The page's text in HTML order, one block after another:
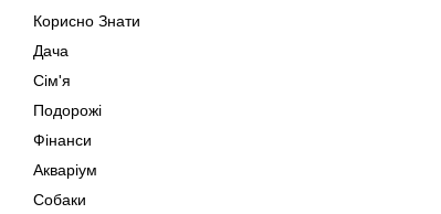
Корисно Знати
Дача
Сім'я
Подорожі
Фінанси
Акваріум
Собаки